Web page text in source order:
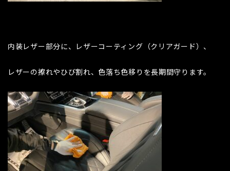
内装レザー部分に、レザーコーティング（クリアガード）、
レザーの擦れやひび割れ、色落ち色移りを長期間守ります。